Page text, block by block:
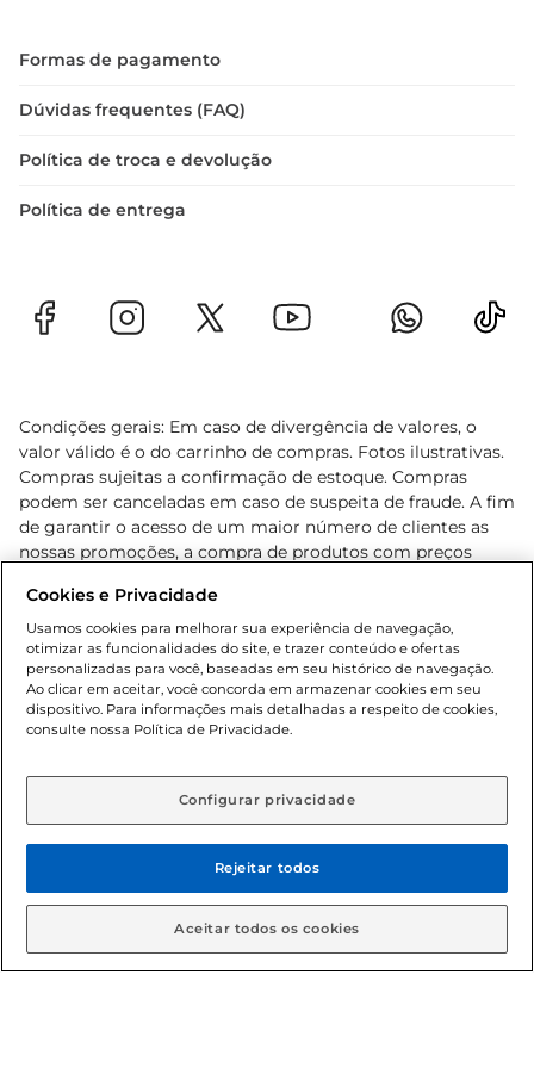
Formas de pagamento
Dúvidas frequentes (FAQ)
Política de troca e devolução
Política de entrega
Condições gerais: Em caso de divergência de valores, o
valor válido é o do carrinho de compras. Fotos ilustrativas.
Compras sujeitas a confirmação de estoque. Compras
podem ser canceladas em caso de suspeita de fraude. A fim
de garantir o acesso de um maior número de clientes as
nossas promoções, a compra de produtos com preços
cliente. Os preços, ofertas e condições são exclusivos para
o e-commerce e válidos durante o dia de hoje, podendo
sofrer alterações sem prévia notificação. Proibida a venda
de bebidas alcoólicas para menores de 18 anos, conforme
Lei n.º 8069/90, art. 81, inciso II (Estatuto da Criança e do
Adolescente). Preços e condições exclusivos para o
aviso prévio. O valor mínimo para as compras on-line é de
© 2026 Copyright. Todos os direitos
reservados Gbarbosa.
Cookies e Privacidade
Usamos cookies para melhorar sua experiência de navegação,
otimizar as funcionalidades do site, e trazer conteúdo e ofertas
personalizadas para você, baseadas em seu histórico de navegação.
Ao clicar em aceitar, você concorda em armazenar cookies em seu
dispositivo. Para informações mais detalhadas a respeito de cookies,
consulte nossa Política de Privacidade.
Configurar privacidade
Rejeitar todos
Aceitar todos os cookies